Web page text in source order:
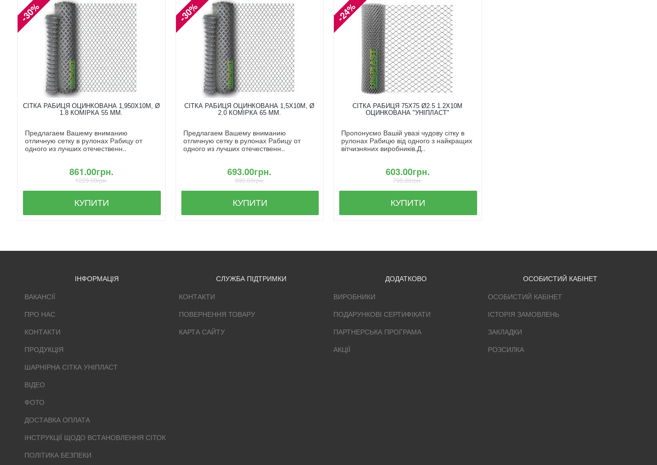
-30%
СІТКА РАБИЦЯ ОЦИНКОВАНА 1,950X10М, Ø
1.8 КОМІРКА 55 ММ.
Предлагаем Вашему вниманию
отличную сетку в рулонах Рабицу от
одного из лучших отечественн..
861.00грн.
1229.00грн.
КУПИТИ
-30%
СІТКА РАБИЦЯ ОЦИНКОВАНА 1,5X10М, Ø
2.0 КОМІРКА 65 ММ.
Предлагаем Вашему вниманию
отличную сетку в рулонах Рабицу от
одного из лучших отечественн..
693.00грн.
990.00грн.
КУПИТИ
-24%
СІТКА РАБИЦЯ 75Х75 Ø2.5 1.2Х10М
ОЦИНКОВАНА "УНІПЛАСТ"
Пропонуємо Вашій увазі чудову сітку в
рулонах Рабицю від одного з найкращих
вітчизняних виробників.Д..
603.00грн.
795.00грн.
КУПИТИ
ІНФОРМАЦІЯ
ВАКАНСІЇ
ПРО НАС
КОНТАКТИ
ПРОДУКЦІЯ
ШАРНІРНА СІТКА УНІПЛАСТ
ВІДЕО
ФОТО
ДОСТАВКА ОПЛАТА
ІНСТРУКЦІЇ ЩОДО ВСТАНОВЛЕННЯ СІТОК
ПОЛІТИКА БЕЗПЕКИ
СЛУЖБА ПІДТРИМКИ
КОНТАКТИ
ПОВЕРНЕННЯ ТОВАРУ
КАРТА САЙТУ
ДОДАТКОВО
ВИРОБНИКИ
ПОДАРУНКОВІ СЕРТИФІКАТИ
ПАРТНЕРСЬКА ПРОГРАМА
АКЦІЇ
ОСОБИСТИЙ КАБІНЕТ
ОСОБИСТИЙ КАБІНЕТ
ІСТОРІЯ ЗАМОВЛЕНЬ
ЗАКЛАДКИ
РОЗСИЛКА